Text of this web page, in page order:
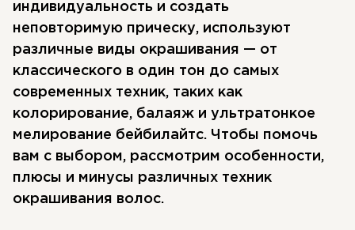
индивидуальность и создать
неповторимую прическу, используют
различные виды окрашивания — от
классического в один тон до самых
современных техник, таких как
колорирование, балаяж и ультратонкое
мелирование бейбилайтс. Чтобы помочь
вам с выбором, рассмотрим особенности,
плюсы и минусы различных техник
окрашивания волос.